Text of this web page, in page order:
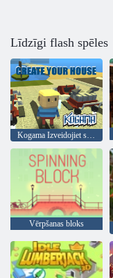
Līdzīgi flash spēles
Kogama Izveidojiet savu māju
Vērpšanas bloks